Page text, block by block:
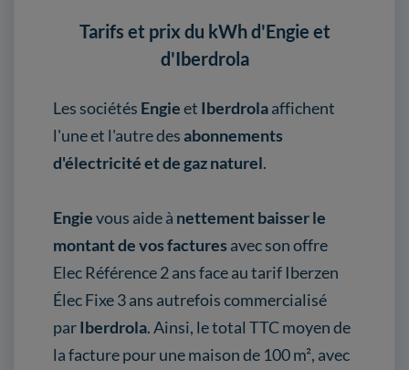
Tarifs et prix du kWh d'Engie et
d'Iberdrola
Les sociétés Engieet Iberdrolaaffichent
l'une et l'autre desabonnements
d'électricité et de gaz naturel.
Engievous aide à nettement baisser le
montant de vos factures avec son offre
Elec Référence 2 ans face au tarif Iberzen
Élec Fixe 3 ans autrefois commercialisé
parIberdrola. Ainsi, le total TTC moyen de
la facture pour une maison de 100 m², avec